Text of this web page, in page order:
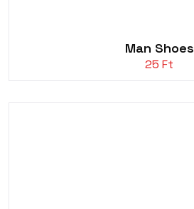
Man Shoes
25 Ft